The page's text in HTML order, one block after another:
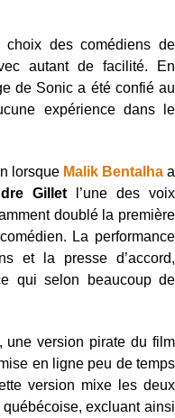
choix des comédiens de
autant de facilité. En
de Sonic a été confié au
expérience dans le
lorsque Malik Bentalhaa
Gilletl’une des voix
doublé la première
La performance
et la presse d’accord,
qui selon beaucoup de
une version pirate du film
en ligne peu de temps
version mixe les deux
excluant ainsi